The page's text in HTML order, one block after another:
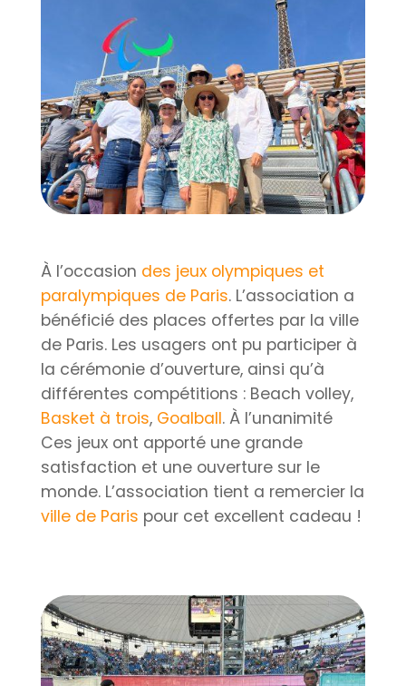
À l’occasion des jeux olympiques et
paralympiques de Paris. L’association a
bénéficié des places offertes par la ville
de Paris. Les usagers ont pu participer à
la cérémonie d’ouverture, ainsi qu’à
différentes compétitions : Beach volley,
Basket à trois, Goalball. À l’unanimité
Ces jeux ont apporté une grande
satisfaction et une ouverture sur le
monde. L’association tient a remercier la
ville de Paris pour cet excellent cadeau !